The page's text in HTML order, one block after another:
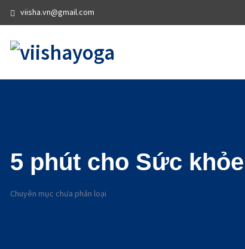
viisha.vn@gmail.com
5 phút cho Sức khỏe
Chuyên mục chưa phân loại